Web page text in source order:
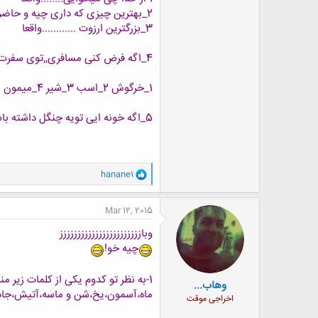
2_بهترین چیزی که داری چیه و حاضری در قبال چی عوضش کنی
3_بزرگترین ارزوت ............واقعا
4_اگه فرض کنی مسافری,,توی سفرت کدوم یک از حیوانات زیر رو دوست داری با خودت ببری؟(فرض بر ان است ک انها هم با تو دوست هستند)
1_خرگوش 2_اسب 3_شیر 4_میمون
5_اگه خونه ایی تویه چنگل داشته باشی دوست داری اطرافش حصار داشته باشه؟
و
ا
ک
ش
ه
ا
:
hanane1
وهاب...
اخراجی موقت
Mar 12, 2015
وباززززززززززززززززززززززز
چیه خو!
1-به نظر تو کدوم یکی از کلمات زیر منو توصیف میکنه ؟کدوم تو رو؟!!چرا؟
ماه،آسمون،یخ،شن و